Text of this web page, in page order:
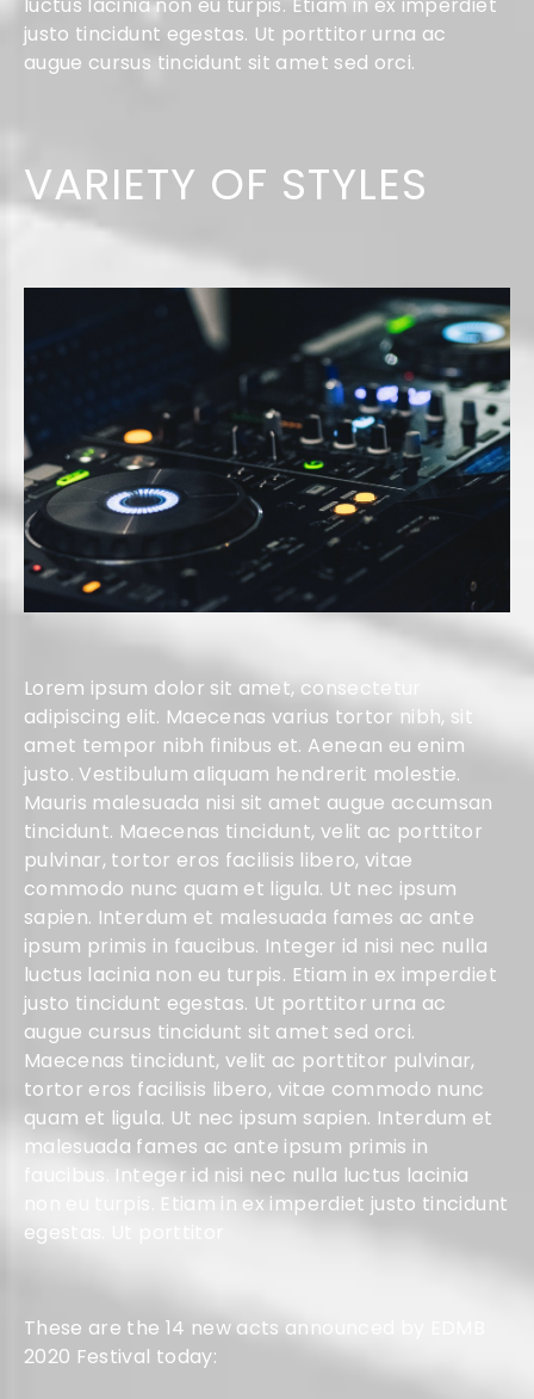
luctus lacinia non eu turpis. Etiam in ex imperdiet
justo tincidunt egestas. Ut porttitor urna ac
augue cursus tincidunt sit amet sed orci.
VARIETY OF STYLES
Lorem ipsum dolor sit amet, consectetur
adipiscing elit. Maecenas varius tortor nibh, sit
amet tempor nibh finibus et. Aenean eu enim
justo. Vestibulum aliquam hendrerit molestie.
Mauris malesuada nisi sit amet augue accumsan
tincidunt. Maecenas tincidunt, velit ac porttitor
pulvinar, tortor eros facilisis libero, vitae
commodo nunc quam et ligula. Ut nec ipsum
sapien. Interdum et malesuada fames ac ante
ipsum primis in faucibus. Integer id nisi nec nulla
luctus lacinia non eu turpis. Etiam in ex imperdiet
justo tincidunt egestas. Ut porttitor urna ac
augue cursus tincidunt sit amet sed orci.
Maecenas tincidunt, velit ac porttitor pulvinar,
tortor eros facilisis libero, vitae commodo nunc
quam et ligula. Ut nec ipsum sapien. Interdum et
malesuada fames ac ante ipsum primis in
faucibus. Integer id nisi nec nulla luctus lacinia
non eu turpis. Etiam in ex imperdiet justo tincidunt
egestas. Ut porttitor
These are the 14 new acts announced by EDMB
2020 Festival today: